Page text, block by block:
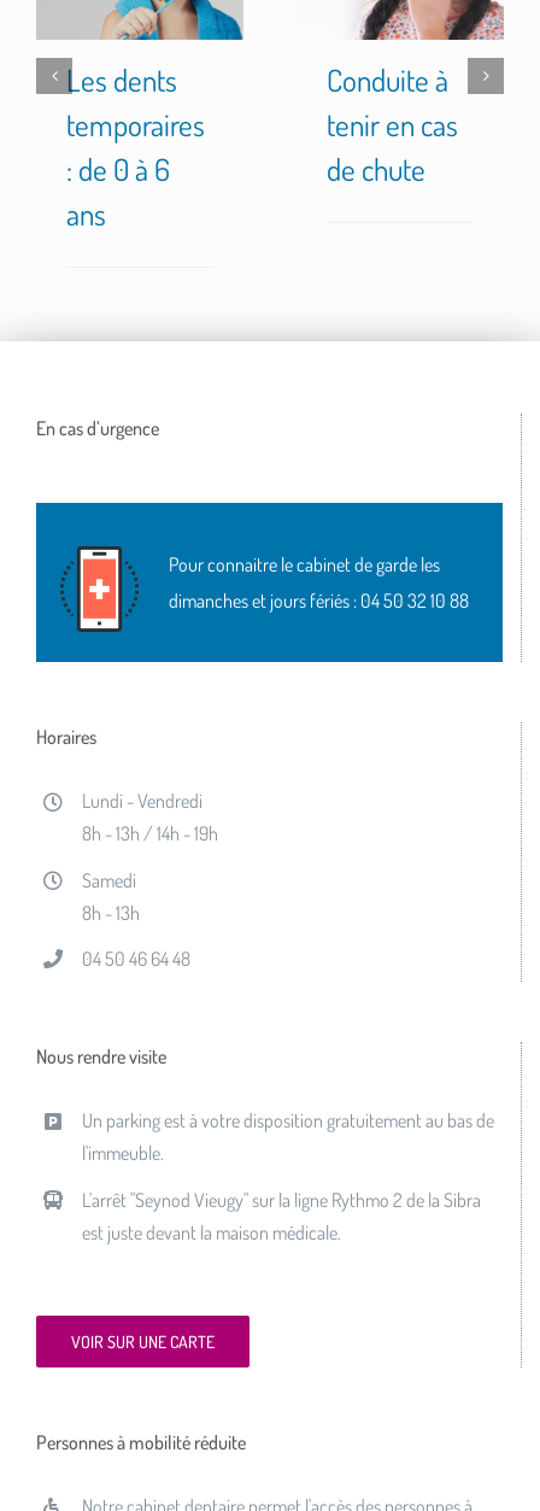
Les dents
temporaires
: de 0 à 6
ans
Conduite à
tenir en cas
de chute
En cas d’urgence
Pour connaitre le cabinet de garde les
dimanches et jours fériés : 04 50 32 10 88
Horaires
Lundi - Vendredi
8h - 13h / 14h - 19h
Samedi
8h - 13h
04 50 46 64 48
Nous rendre visite
Un parking est à votre disposition gratuitement au bas de
l'immeuble.
L'arrêt "Seynod Vieugy" sur la ligne Rythmo 2 de la Sibra
est juste devant la maison médicale.
VOIR SUR UNE CARTE
Personnes à mobilité réduite